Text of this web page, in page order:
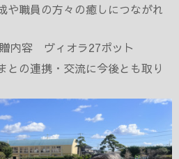
や職員の方々の癒しにつながれ
容 ヴィオラ27ポット
との連携・交流に今後とも取り